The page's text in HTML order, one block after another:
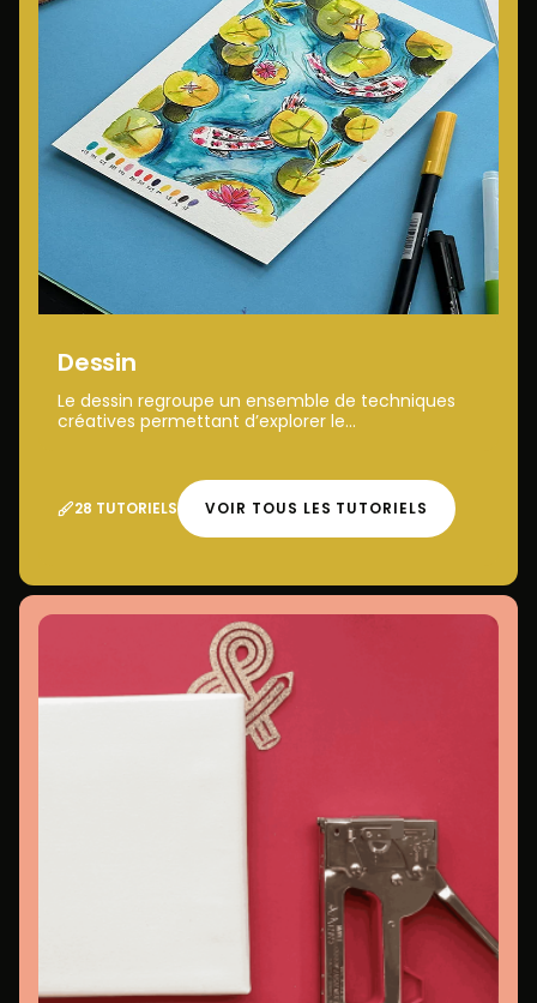
Dessin
Le dessin regroupe un ensemble de techniques
créatives permettant d’explorer le...
28 TUTORIELS VOIR TOUS LES TUTORIELS